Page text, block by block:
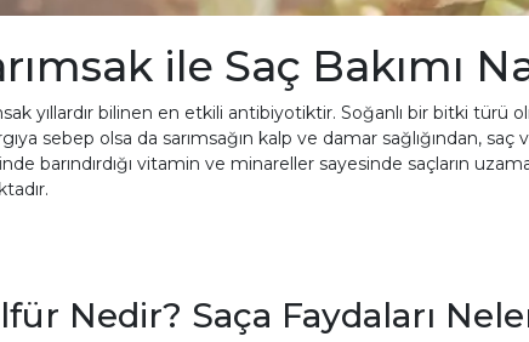
ile Saç Bakımı
yıllardır bilinen en etkili antibiyotiktir. Soğanlı bir bitki türü
sebep olsa da sarımsağın kalp ve damar sağlığından, saç
barındırdığı vitamin ve minareller sayesinde saçların
Nedir? Saça Faydaları